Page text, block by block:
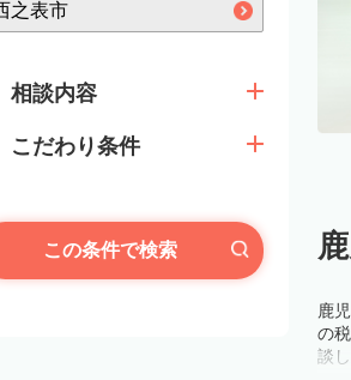
相談内容
こだわり条件
この条件で検索
鹿
の
談